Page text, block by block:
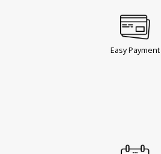
Easy Payment